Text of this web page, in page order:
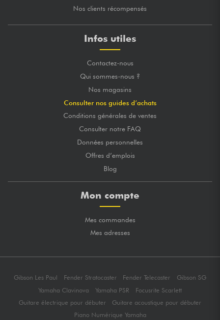
Nos clients récompensés
Infos utiles
Contactez-nous
Qui sommes-nous ?
Nos magasins
Consulter nos guides d’achats
Conditions générales de ventes
Consulter notre FAQ
Données personnelles
Offres d’emplois
Blog
Mon compte
Mes commandes
Mes adresses
Gibson Les Paul Fender Stratocaster Fender Telecaster
Gibson SG
Yamaha Clavinova
Yamaha PSR
Focusrite Scarlett
Guitare électrique pour débuter
Guitare acoustique pour débuter
Piano Numérique Yamaha